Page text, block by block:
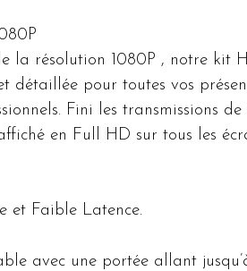
la résolution 1080P , notre kit
détaillée pour toutes vos
Fini les transmissions de
en Full HD sur tous les
et Faible Latence.
avec une portée allant